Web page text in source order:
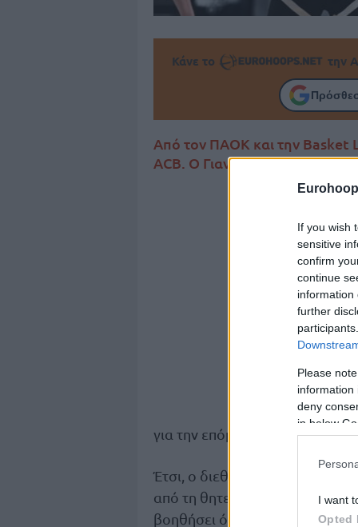
If you wish
sensitive
confirm
continue
information
further
Please
information
deny
in below
I want
Opted
Κάνε το την
Από τον ΠΑΟΚ και την Basket
ACB. Ο Γιανίκ Φράνκε
για την επόμενη σεζόν.
Έτσι, ο διεθνής Ολλανδός
από τη θητεία του στην
βοηθήσει όσο μπορεί με τον